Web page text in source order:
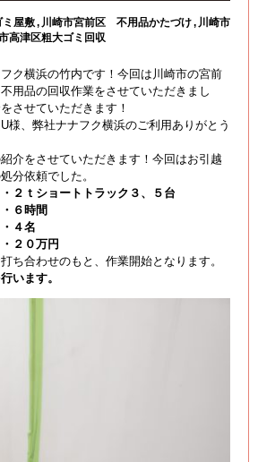
屋敷 川崎市宮前区 不用品かたづけ
川崎市
高津区粗大ゴミ回収
ク横浜の竹内です！今回は川崎市の宮前
用品の回収作業をさせていただきまし
させていただきます！
様、弊社ナナフク横浜のご利用ありがとう
介をさせていただきます！今回はお引越
分依頼でした。
２ｔショートトラック３、５台
６時間
４名
２０万円
ち合わせのもと、作業開始となります。
います。